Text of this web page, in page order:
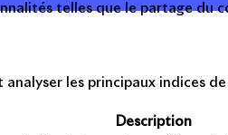
telles que le partage du
les principaux indices
Description